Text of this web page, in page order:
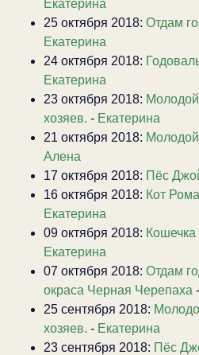
Екатерина
25 октября 2018: Отдам
Екатерина
24 октября 2018:
Екатерина
23 октября 2018:
хозяев. - Екатерина
21 октября 2018:
Алена
17 октября 2018: Пёс
16 октября 2018: Кот
Екатерина
09 октября 2018:
Екатерина
07 октября 2018: Отдам
окраса Черная Черепаха -
25 сентября 2018:
хозяев. - Екатерина
23 сентября 2018: Пёс